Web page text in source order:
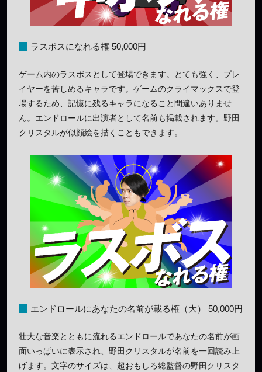
ラスボスになれる権 50,000円
ゲーム内のラスボスとして登場できます。とても強く、プレ
イヤーを苦しめるキャラです。ゲームのクライマックスで登
場するため、記憶に残るキャラになること間違いありませ
ん。エンドロールに出演者として名前も掲載されます。野田
クリスタルが似顔絵を描くこともできます。
エンドロールにあなたの名前が載る権（大） 50,000円
壮大な音楽とともに流れるエンドロールであなたの名前が画
面いっぱいに表示され、野田クリスタルが名前を一回読み上
げます。文字のサイズは、超おもしろ総監督の野田クリスタ